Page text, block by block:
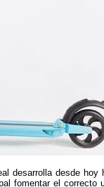
desarrolla desde
fomentar el